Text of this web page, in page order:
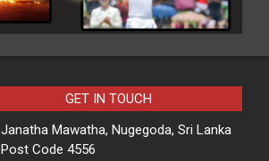
GET IN TOUCH
Janatha Mawatha, Nugegoda, Sri Lanka
Post Code 4556